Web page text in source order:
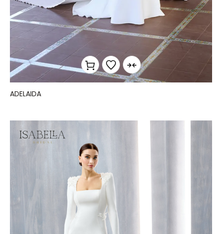
ADELAIDA